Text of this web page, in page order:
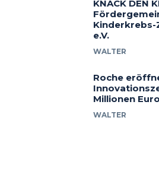
KNACK DEN
e.V.
WALTER
Roche
Millionen
WALTER